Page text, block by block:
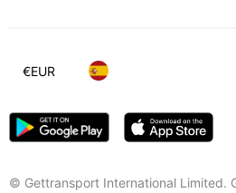
© Gettransport International Limited.
€EUR